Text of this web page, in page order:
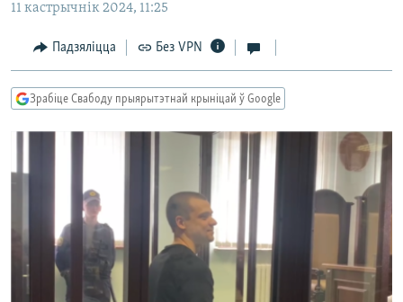
навігацыі
Перайсьці
пошуку
ЭКАНОМІКА
ВАЙНА
ПАЛІТВЯЗЬНІ
ПАДКАСТЫ
КНІГІ
PREMIUM
ПАДКАСТЫ
FACEBOOK
11 кастрычнік 2024, 11:25
Падзяліцца Без VPN
Зрабіце Свабоду прыярытэтнай крыніцай ў Google